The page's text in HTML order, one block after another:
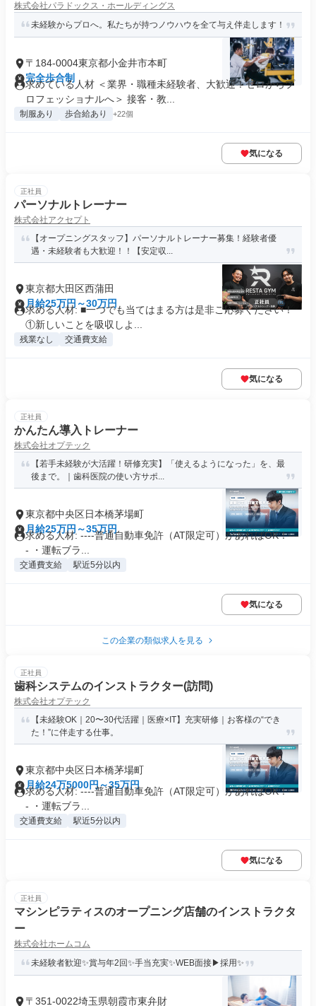
株式会社パラドックス・ホールディングス
未経験からプロへ。私たちが持つノウハウを全て与え伴走します！
〒184-0004東京都小金井市本町
完全歩合制
求めている人材 ＜業界・職種未経験者、大歓迎！ゼロからプ
ロフェッショナルへ＞ 接客・教...
制服あり 歩合給あり +22個
気になる
正社員
パーソナルトレーナー
株式会社アクセプト
【オープニングスタッフ】パーソナルトレーナー募集！経験者優
遇・未経験者も大歓迎！！【安定収...
東京都大田区西蒲田
月給25万円～30万円
求める人材: ■一つでも当てはまる方は是非ご応募ください！
①新しいことを吸収しよ...
残業なし 交通費支給
気になる
正社員
かんたん導入トレーナー
株式会社オプテック
【若手未経験が大活躍！研修充実】「使えるようになった」を、最
後まで。｜歯科医院の使い方サポ...
東京都中央区日本橋茅場町
月給25万円～35万円
求める人材: ----普通自動車免許（AT限定可）があればOK！---
- ・運転ブラ...
交通費支給 駅近5分以内
気になる
この企業の類似求人を見る
正社員
歯科システムのインストラクター(訪問)
株式会社オプテック
【未経験OK｜20〜30代活躍｜医療×IT】充実研修｜お客様の“でき
た！”に伴走する仕事。
東京都中央区日本橋茅場町
月給24万5000円～35万円
求める人材: ----普通自動車免許（AT限定可）があればOK！---
- ・運転ブラ...
交通費支給 駅近5分以内
気になる
正社員
マシンピラティスのオープニング店舗のインストラクタ
ー
株式会社ホームコム
未経験者歓迎✨賞与年2回✨手当充実✨WEB面接▶採用✨
〒351-0022埼玉県朝霞市東弁財